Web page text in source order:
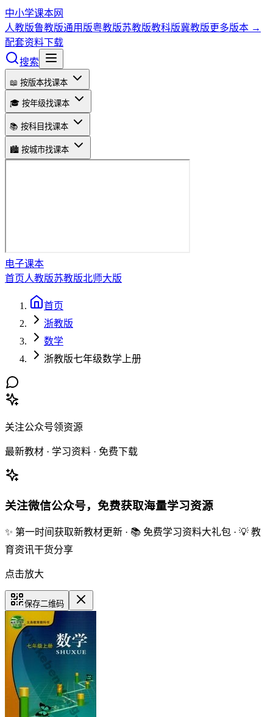
中小学课本网
人教版鲁教版通用版粤教版苏教版教科版冀教版更多版本 →
配套资料下载
搜索
📖 按版本找课本
🎓 按年级找课本
📚 按科目找课本
🏙️ 按城市找课本
电子课本
首页人教版苏教版北师大版
首页
浙教版
数学
浙教版七年级数学上册
关注公众号领资源
最新教材 · 学习资料 · 免费下载
关注微信公众号，免费获取海量学习资源
✨ 第一时间获取新教材更新 · 📚 免费学习资料大礼包 · 💡 教
育资讯干货分享
点击放大
保存二维码